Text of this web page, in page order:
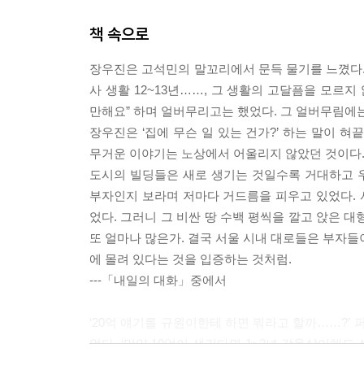
책 속으로
장우진은 고석민의 말꼬리에서 문득 물기를 느꼈
사 생활 12~13년……, 그 생활의 고달픔을 모르지
만해요” 하며 얼버무리고는 했었다. 그 얼버무림
장우진은 ‘집에 무슨 일 있는 건가?’ 하는 말이
무거운 이야기는 노상에서 어울리지 않았던 것이다.
도시의 빌딩들은 새로 생기는 것일수록 거대하고
부자인지 보라며 저마다 거드름을 피우고 있었다
었다. 그러니 그 비싼 땅 수백 평씩을 깔고 앉은
또 얼마나 많은가. 결국 서울 시내 대로들은 부자
에 몰려 있다는 것을 입증하는 것처럼.
---「내일의 대화」중에서
었다. ‘만약 10억이 생긴다면 1~2년 감옥살이해도